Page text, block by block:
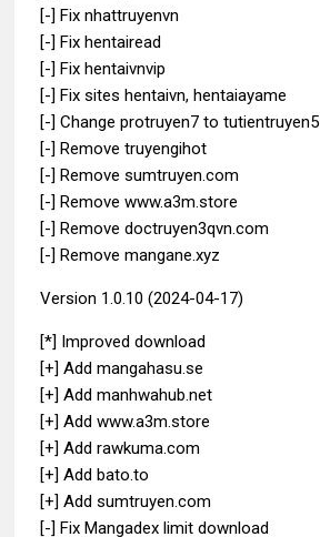
[-] Fix nhattruyenvn
[-] Fix hentairead
[-] Fix hentaivnvip
[-] Fix sites hentaivn, hentaiayame
[-] Change protruyen7 to tutientruyen5
[-] Remove truyengihot
[-] Remove sumtruyen.com
[-] Remove www.a3m.store
[-] Remove doctruyen3qvn.com
[-] Remove mangane.xyz
Version 1.0.10 (2024-04-17)
[*] Improved download
[+] Add mangahasu.se
[+] Add manhwahub.net
[+] Add www.a3m.store
[+] Add rawkuma.com
[+] Add bato.to
[+] Add sumtruyen.com
[-] Fix Mangadex limit download